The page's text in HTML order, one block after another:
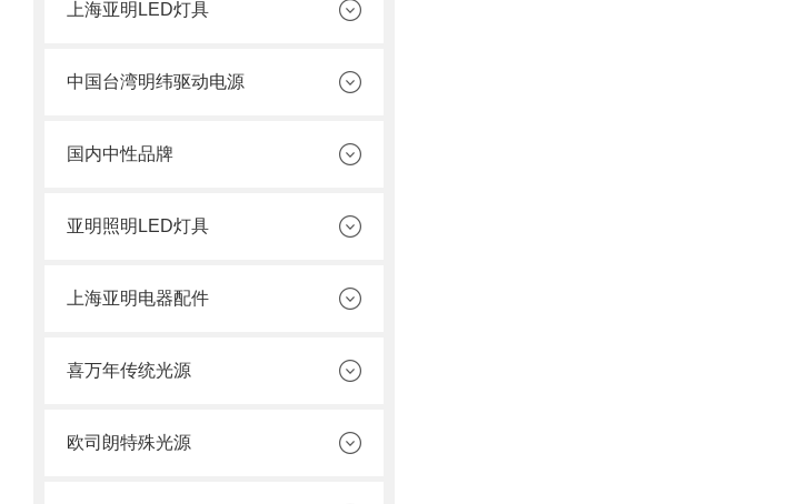
上海亚明LED灯具
中国台湾明纬驱动电源
国内中性品牌
亚明照明LED灯具
上海亚明电器配件
喜万年传统光源
欧司朗特殊光源